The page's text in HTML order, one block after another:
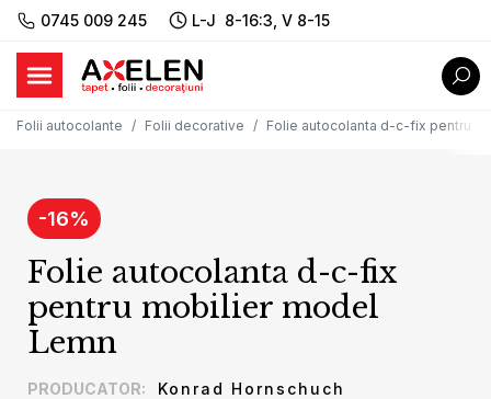
0745 009 245 L-J 8-16:3, V 8-15
Folii autocolante Folii decorative Folie autocolanta d-c-fix pentru
Folie autocolanta d-c-fix
pentru mobilier model
Lemn
-16%
PRODUCATOR:
Konrad Hornschuch